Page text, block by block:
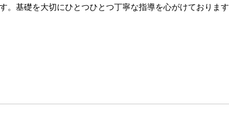
。基礎を大切にひとつひとつ丁寧な指導を心がけております